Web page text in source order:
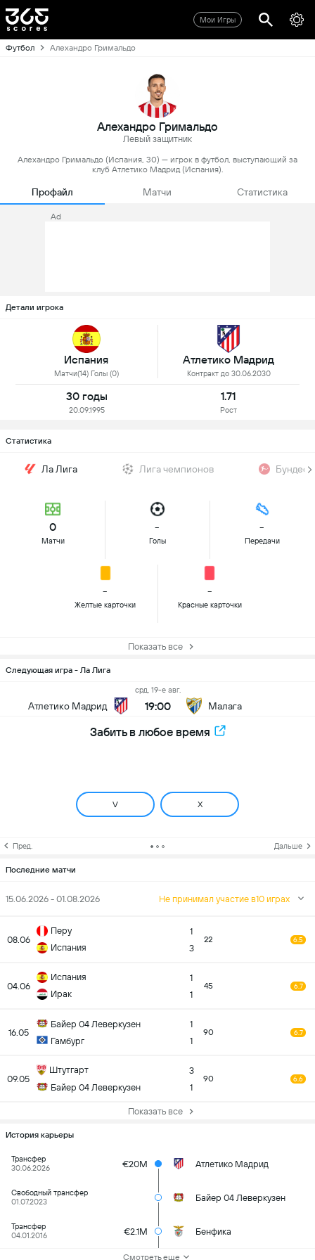
Мои Игры
Футбол Алехандро Гримальдо
Алехандро Гримальдо
Левый защитник
Алехандро Гримальдо (Испания, 30) — игрок в футбол, выступающий за
клуб Атлетико Мадрид (Испания).
Профайл Матчи Статистика
Ad
Детали игрока
Испания
Матчи(14) Голы (0)
Атлетико Мадрид
Контракт до 30.06.2030
30 годы
20.09.1995
1.71
Рост
Статистика
Ла Лига Лига чемпионов
0
Матчи
-
Голы
-
Передачи
-
Желтые карточки
-
Красные карточки
Показать все
Следующая игра - Ла Лига
Атлетико Мадрид
срд, 19-е авг.
19:00 Малага
Забить в любое время
V X
Пред. Дальше
Последние матчи
15.06.2026 - 01.08.2026 Не принимал участие в10 играх
08.06
Перу
Испания
1
3
22 6.5
04.06
Испания
Ирак
1
1
45 6.7
16.05
Байер 04 Леверкузен
Гамбург
1
1
90 6.7
09.05
Штутгарт
Байер 04 Леверкузен
3
1
90 6.6
Показать все
История карьеры
Трансфер
30.06.2026
€20M Атлетико Мадрид
Свободный трансфер
01.07.2023
Байер 04 Леверкузен
Трансфер
04.01.2016
€2.1M Бенфика
Смотреть еще